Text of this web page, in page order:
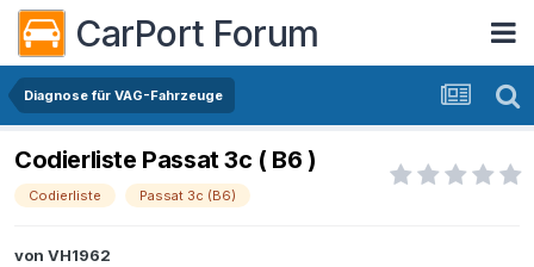
CarPort Forum
Diagnose für VAG-Fahrzeuge
Codierliste Passat 3c ( B6 )
Codierliste Passat 3c (B6)
von VH1962